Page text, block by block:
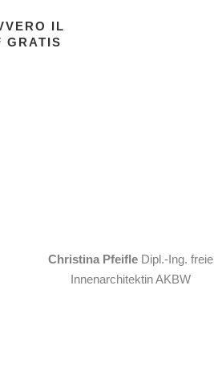
IL
GRATIS
Christina PfeifleDipl.-Ing. freie
Innenarchitektin AKBW